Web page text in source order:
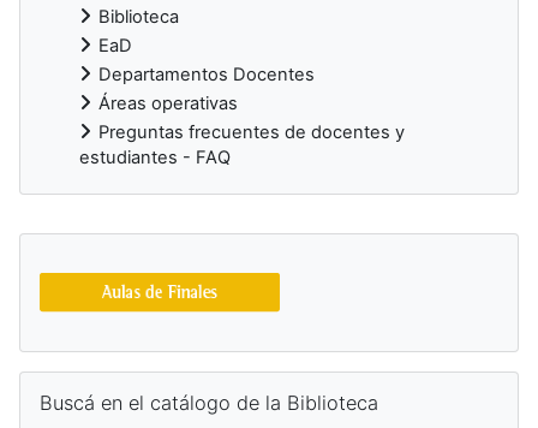
Biblioteca
EaD
Departamentos Docentes
Áreas operativas
Preguntas frecuentes de docentes y
estudiantes - FAQ
Bloques suplementarios
Buscá en el catálogo de la Biblioteca